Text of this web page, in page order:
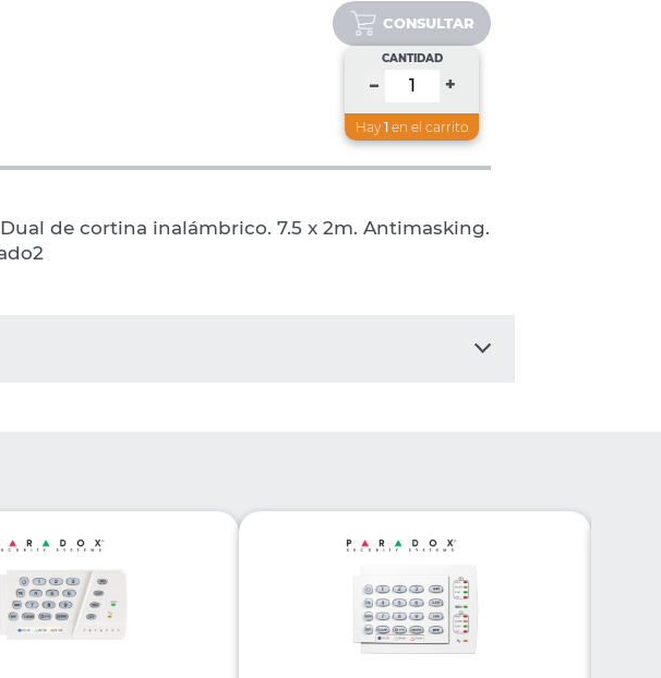
CONSULTAR
CANTIDAD
– +
Hay1 en el carrito
de cortina inalámbrico. 7.5 x 2m. Antimasking.